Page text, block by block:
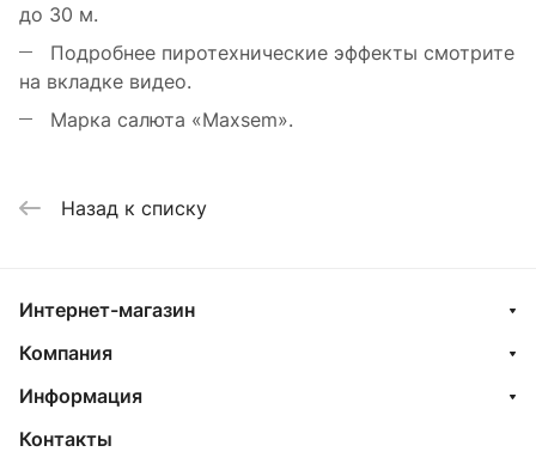
до 30 м.
Подробнее пиротехнические эффекты смотрите
на вкладке видео.
Марка салюта «Maxsem».
Назад к списку
Интернет-магазин
Компания
Информация
Контакты